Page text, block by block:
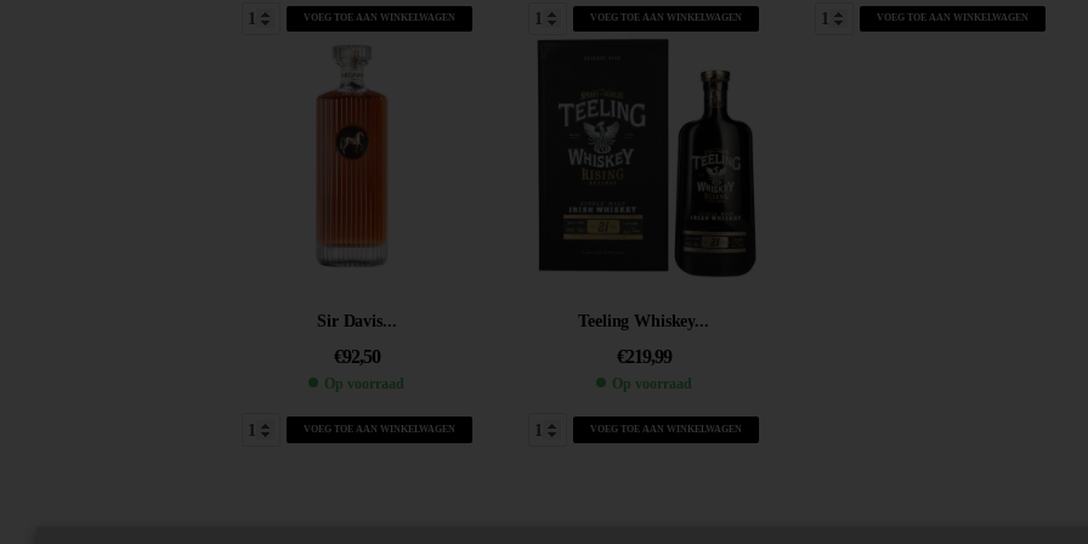
VOEG TOE AAN WINKELWAGEN VOEG TOE AAN WINKELWAGEN VOEG TOE AAN WINKELWAGEN
Sir Davis...
€92,50
Op voorraad
VOEG TOE AAN WINKELWAGEN
Teeling Whiskey...
€219,99
Op voorraad
VOEG TOE AAN WINKELWAGEN